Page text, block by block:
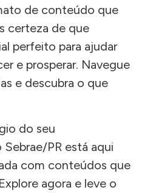
de conteúdo que
certeza de que
perfeito para ajudar
e prosperar. Navegue
e descubra o que
do seu
PR está aqui
com conteúdos que
agora e leve o